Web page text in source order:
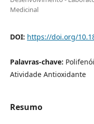
Medicinal
DOI: https://doi.org/
Palavras-chave:
Atividade Antioxidante
Resumo